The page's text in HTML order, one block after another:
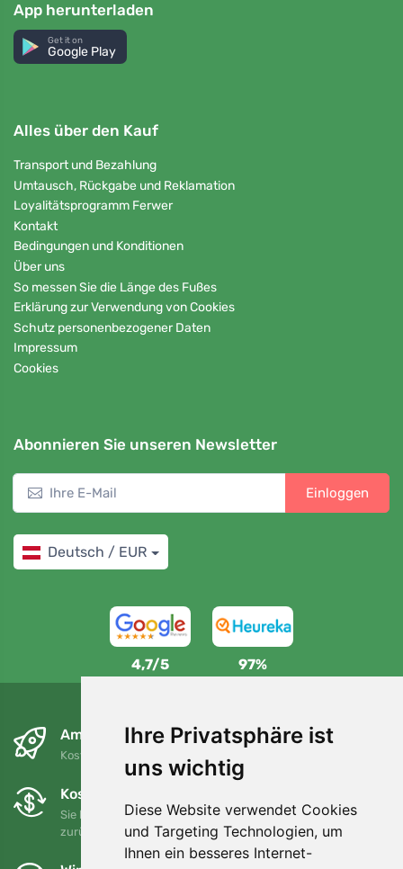
Ihre Privatsphäre ist
uns wichtig
Diese Website verwendet Cookies
und Targeting Technologien, um
Ihnen ein besseres Internet-
App herunterladen
Get it on
Google Play
Alles über den Kauf
Transport und Bezahlung
Umtausch, Rückgabe und Reklamation
Loyalitätsprogramm Ferwer
Kontakt
Bedingungen und Konditionen
Über uns
So messen Sie die Länge des Fußes
Erklärung zur Verwendung von Cookies
Schutz personenbezogener Daten
Impressum
Cookies
Abonnieren Sie unseren Newsletter
Einloggen
Deutsch / EUR
4,7/5 97%
Am nächsten Tag und kostenlos
Kostenloser Versand für Bestellungen über 80 EUR
Kostenloser Umtausch und Rückgabe
Sie können Ihre Bestellung jederzeit innerhalb von 90 Tagen
zurückgeben oder umtauschen.